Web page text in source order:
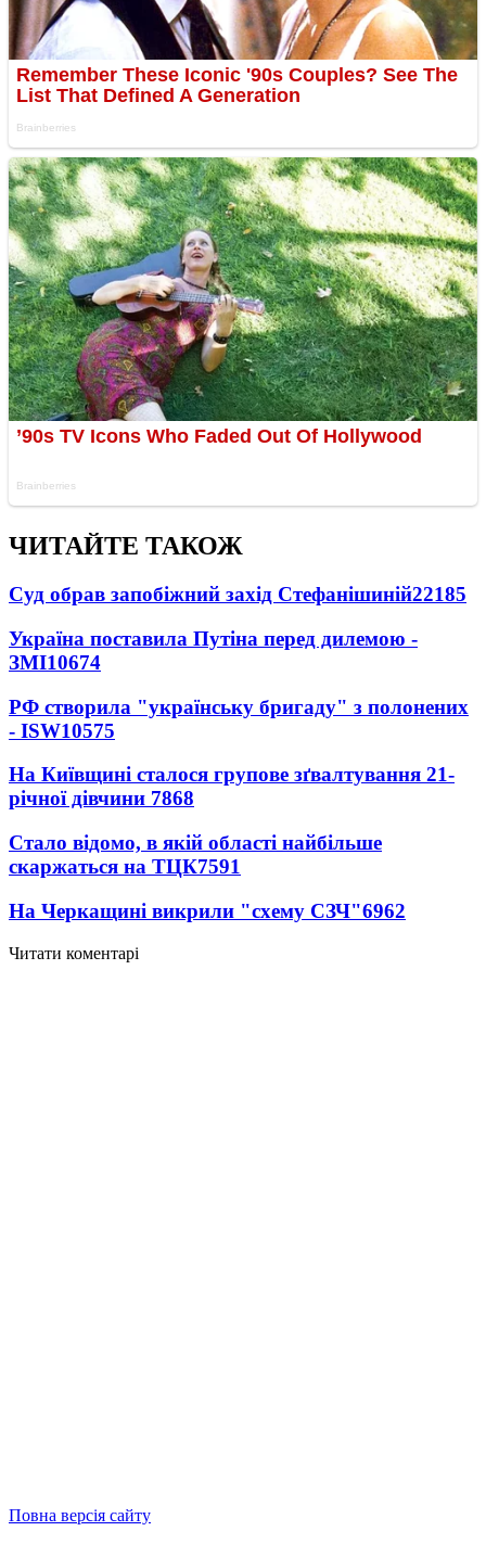
ЧИТАЙТЕ ТАКОЖ
Суд обрав запобіжний захід Стефанішиній22185
Україна поставила Путіна перед дилемою -
ЗМІ10674
РФ створила "українську бригаду" з полонених
- ISW10575
На Київщині сталося групове зґвалтування 21-
річної дівчини 7868
Стало відомо, в якій області найбільше
скаржаться на ТЦК7591
На Черкащині викрили "схему СЗЧ"6962
Читати коментарі
Повна версія сайту